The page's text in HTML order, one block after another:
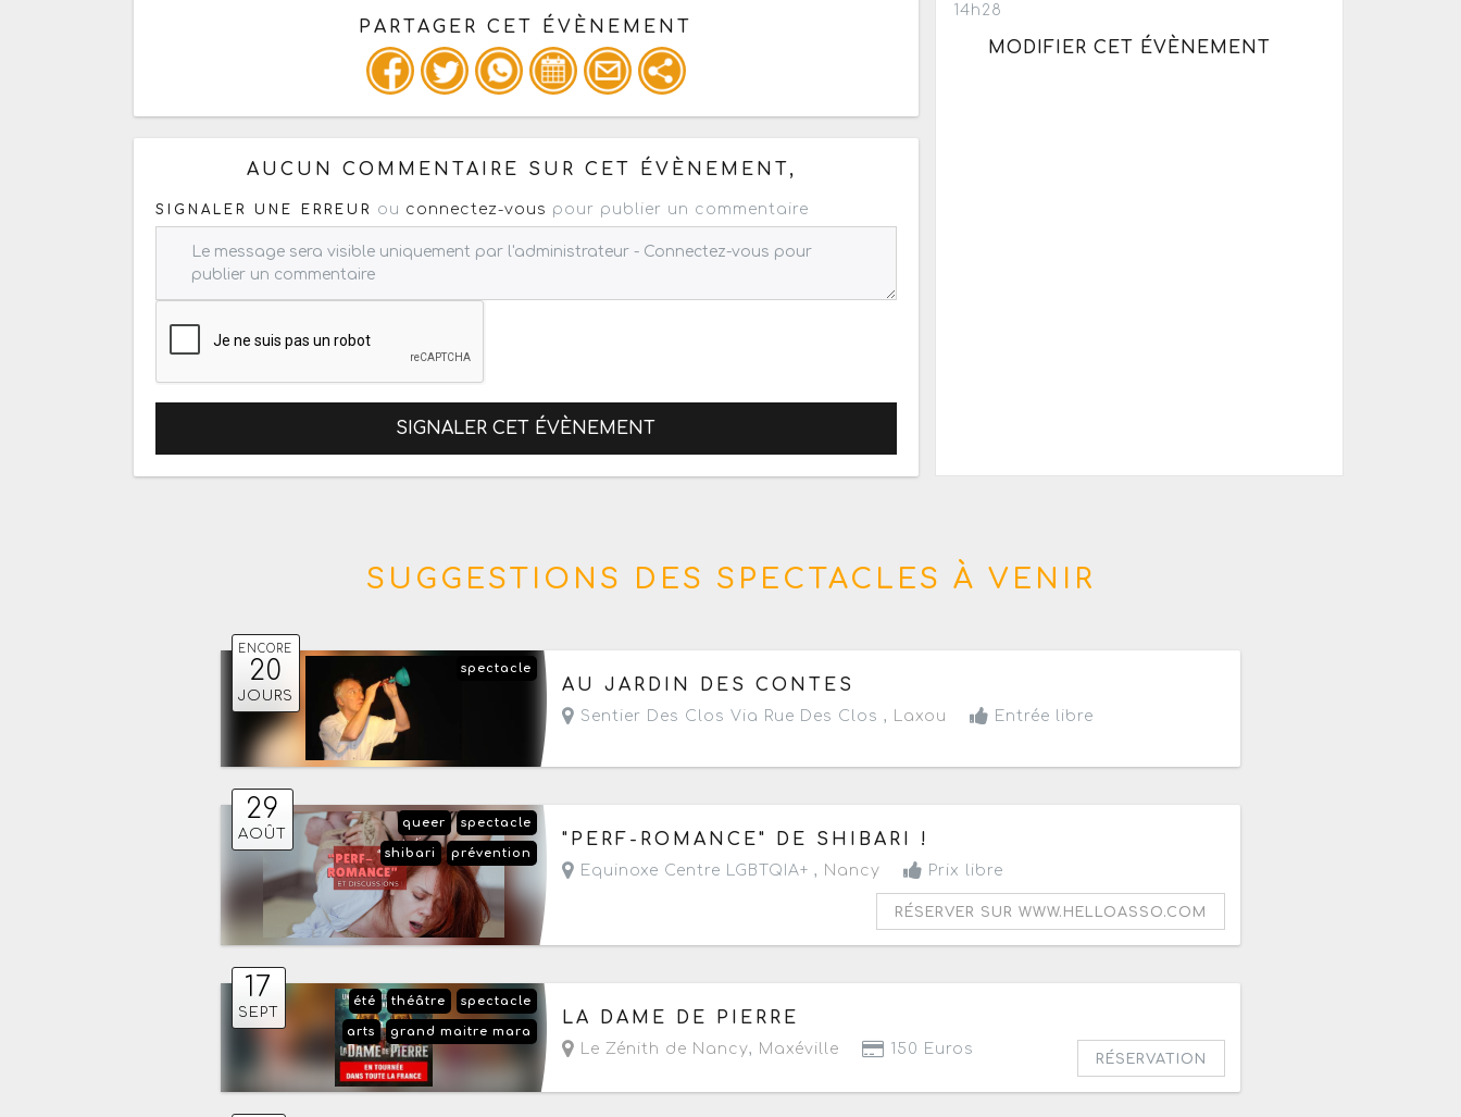
PARTAGER CET ÉVÈNEMENT
Copiez les infos ci-dessous pour un : mail / forum / réseau social
AUCUN COMMENTAIRE SUR CET ÉVÈNEMENT,
SIGNALER UNE ERREUR ou connectez-vous pour publier un commentaire
SIGNALER CET ÉVÈNEMENT
14h28
MODIFIER CET ÉVÈNEMENT
SUGGESTIONS DES SPECTACLES À VENIR
ENCORE
20
JOURS
spectacle
Du jeudi 6 au jeudi 27 août 2026 - Tous les jeudis
AU JARDIN DES CONTES
Sentier Des Clos Via Rue Des Clos , Laxou Entrée libre
29
AOÛT
spectacle
queer
prévention
shibari
Le samedi 29 août 2026 de 20h à 23h
"PERF-ROMANCE" DE SHIBARI !
Equinoxe Centre LGBTQIA+ , Nancy Prix libre
RÉSERVER SUR WWW.HELLOASSO.COM
17
SEPT
spectacle
théâtre
été
grand maitre mara
arts
Le jeudi 17 septembre 2026
LA DAME DE PIERRE
Le Zénith de Nancy, Maxéville 150 Euros
RÉSERVATION